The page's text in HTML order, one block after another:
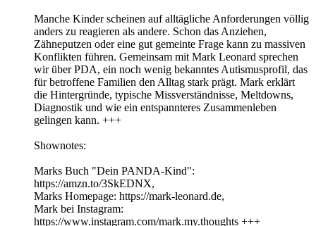
Manche Kinder scheinen auf alltägliche Anforderungen völlig
anders zu reagieren als andere. Schon das Anziehen,
Zähneputzen oder eine gut gemeinte Frage kann zu massiven
Konflikten führen. Gemeinsam mit Mark Leonard sprechen
wir über PDA, ein noch wenig bekanntes Autismusprofil, das
für betroffene Familien den Alltag stark prägt. Mark erklärt
die Hintergründe, typische Missverständnisse, Meltdowns,
Diagnostik und wie ein entspannteres Zusammenleben
gelingen kann. +++
Shownotes:
Marks Buch "Dein PANDA-Kind":
https://amzn.to/3SkEDNX,
Marks Homepage: https://mark-leonard.de,
Mark bei Instagram:
https://www.instagram.com/mark.my.thoughts +++